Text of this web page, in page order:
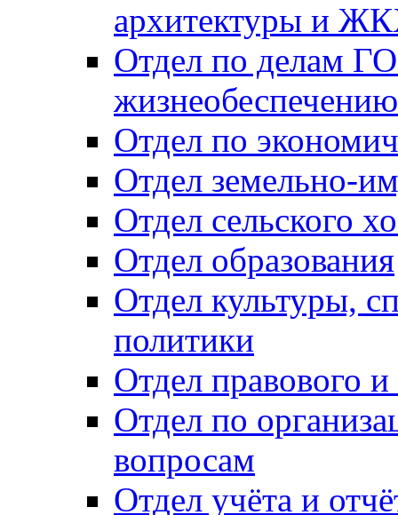
архитектуры и
Отдел по делам
Отдел по
Отдел земельно-
Отдел сельского
Отдел образования
Отдел культуры,
политики
Отдел правового
Отдел по
вопросам
Отдел учёта и